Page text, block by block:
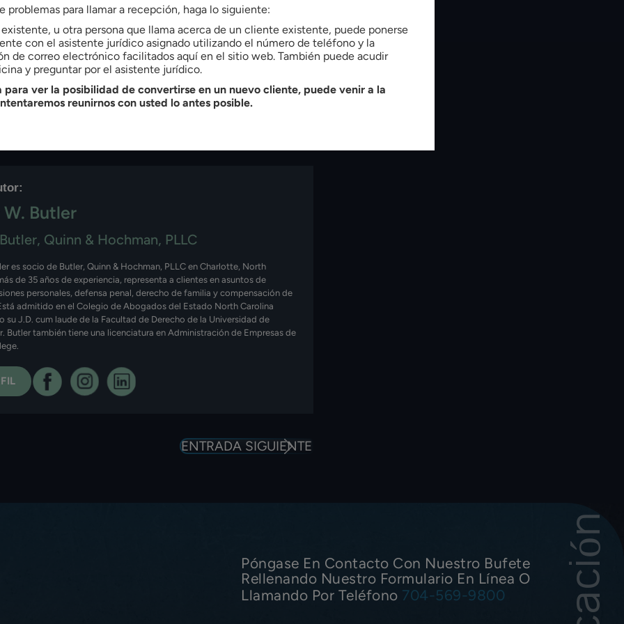
de candidez.
la solicitud de visado K-1 puede acarrear
familiares y el estatus legal. Es imperativo
para asegurar una transición sin problemas
los entresijos de las solicitudes de visado y los
viaje de inmigración.
W. Butler
Butler, Quinn & Hochman, PLLC
es socio de Butler, Quinn & Hochman, PLLC en Charlotte, North
de 35 años de experiencia, representa a clientes en asuntos de
personales, defensa penal, derecho de familia y compensación de
admitido en el Colegio de Abogados del Estado North Carolina
su J.D. cum laude de la Facultad de Derecho de la Universidad de
Butler también tiene una licenciatura en Administración de Empresas de
ENTRADA SIGUIENTE
Póngase En Contacto Con Nuestro Bufete
Rellenando Nuestro Formulario En Línea O
Llamando Por Teléfono 704-569-9800
problemas para llamar a recepción, haga lo siguiente:
u otra persona que llama acerca de un cliente existente, puede ponerse
con el asistente jurídico asignado utilizando el número de teléfono y la
de correo electrónico facilitados aquí en el sitio web. También puede acudir
y preguntar por el asistente jurídico.
para ver la posibilidad de convertirse en un nuevo cliente, puede venir a la
reunirnos con usted lo antes posible.